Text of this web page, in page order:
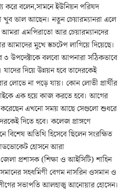
করে বলেন,সামনে ইউনিয়ন পরিষদ
খুব ভাল আছেন। নতুন চেয়ারম্যানরা এলে
এমপিরাতো আর চেয়ারম্যানদের
আমাদের মুখে স্কচটেপ লাগিয়ে দিয়েছে।
উপদেষ্টাকে বলবো আপনারা সঠিকভাবে
যাদের দিয়ে উন্নয়ন হবে তাদেরকেই
লোভে না পড়ে যায়। কোন লোভী প্রার্থীর
এক হয়ে কাজ করতে হবে। আগের
করেছেন এখনো সময় আছে সেগুলো শুধরে
দিতে হবে। কলেজ প্রাঙ্গণে
অতিথি হিসেবে ছিলেন সংরক্ষিত
হোসনে আরা
প্রশাসক (শিক্ষা ও আইসিটি) শাহিন
সহধর্মিণী বেগম নাসরিন ওসমান ও
সভাপতি আলহাজ্ব আনোয়ার হোসেন।